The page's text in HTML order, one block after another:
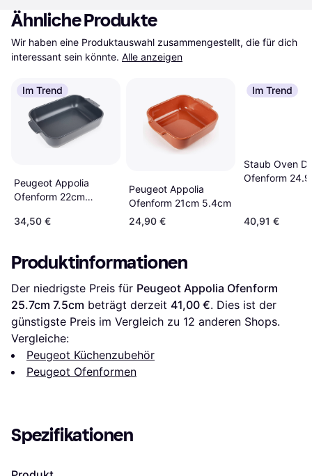
Ähnliche Produkte
Wir haben eine Produktauswahl zusammengestellt, die für dich
interessant sein könnte. Alle anzeigen
Im Trend
Peugeot Appolia
Ofenform 22cm
34,50 €
Peugeot Appolia
Ofenform 21cm 5.4cm
24,90 €
Im Trend
Staub Oven
Ofenform
40,91 €
Produktinformationen
Der niedrigste Preis für Peugeot Appolia Ofenform
25.7cm 7.5cm beträgt derzeit 41,00 €. Dies ist der
günstigste Preis im Vergleich zu 12 anderen Shops.
Vergleiche:
Peugeot Küchenzubehör
Peugeot Ofenformen
Spezifikationen